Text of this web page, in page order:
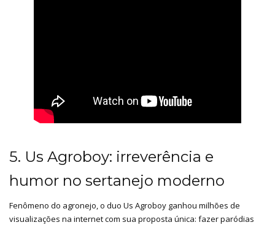
5. Us Agroboy: irreverência e
humor no sertanejo moderno
Fenômeno do agronejo, o duo Us Agroboy ganhou milhões de
visualizações na internet com sua proposta única: fazer paródias